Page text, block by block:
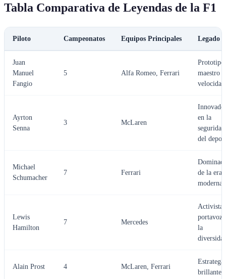
Tabla Comparativa de Leyendas de la F1
Piloto Campeonatos Equipos Principales Legado
Juan
Manuel
Fangio
5 Alfa Romeo, Ferrari
Prototipo
maestro
velocidad
Ayrton
Senna
3 McLaren
en la
seguridad
del
Michael
Schumacher
7 Ferrari
de la era
moderna
Lewis
Hamilton
7 Mercedes
Activista
portavoz
la
Alain Prost 4 McLaren, Ferrari
Estratega
brillante